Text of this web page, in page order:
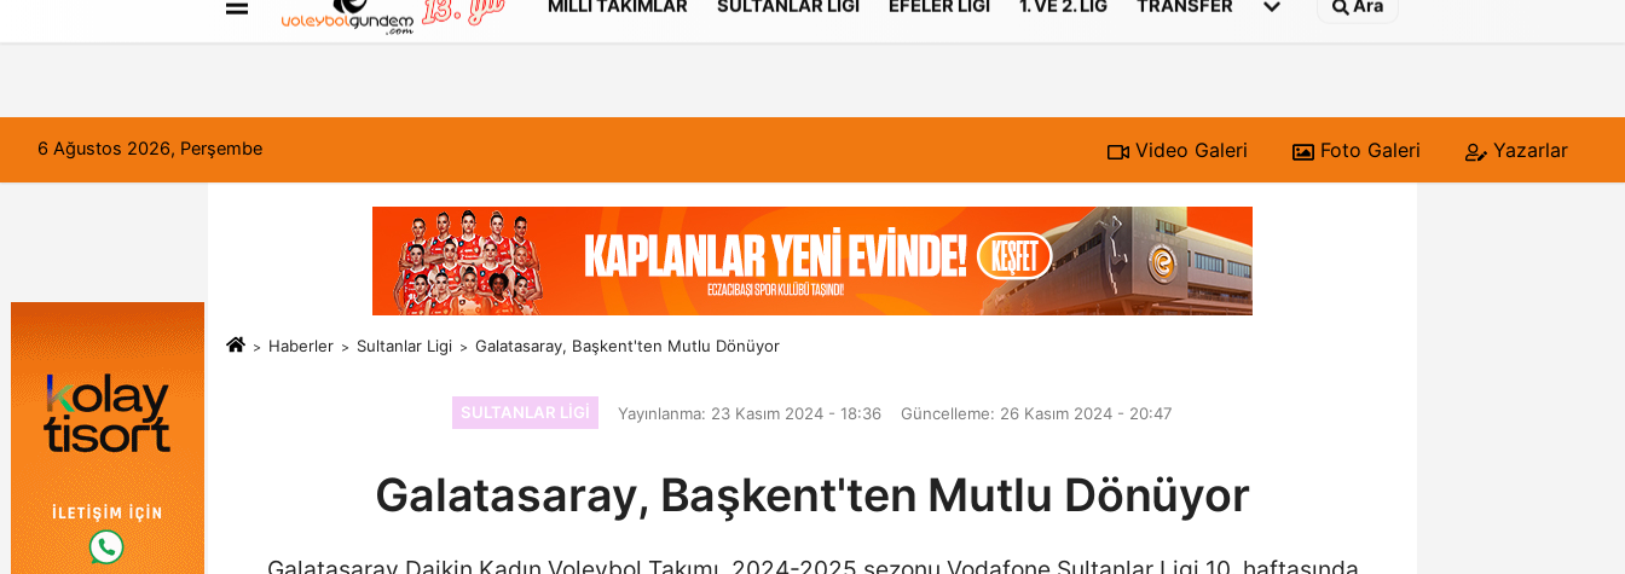
FORUM Haber Gönder Künye
MILLI TAKIMLAR SULTANLAR LIGI EFELER LIGI 1. VE 2. LIG TRANSFER Ara
6 Ağustos 2026, Perşembe Video Galeri Foto Galeri Yazarlar
Haberler Sultanlar Ligi Galatasaray, Başkent'ten Mutlu Dönüyor
SULTANLAR LIGI Yayınlanma: 23 Kasım 2024 - 18:36 Güncelleme: 26 Kasım 2024 - 20:47
Galatasaray, Başkent'ten Mutlu Dönüyor